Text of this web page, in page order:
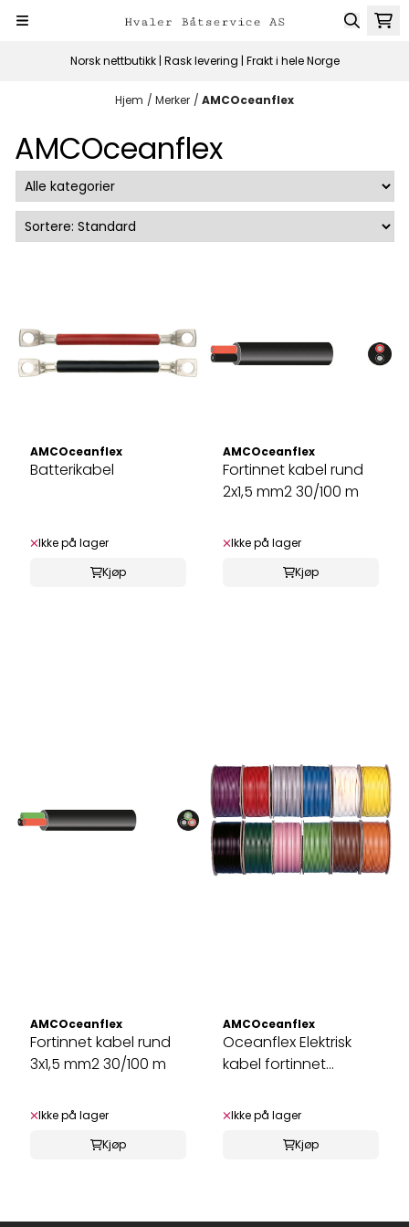
Hopp til innhold
Norsk nettbutikk | Rask levering | Frakt i hele Norge
Hjem / Merker / AMCOceanflex
AMCOceanflex
AMCOceanflex
Batterikabel
Ikke på lager
Kjøp
AMCOceanflex
Fortinnet kabel rund
2x1,5 mm2 30/100 m
Ikke på lager
Kjøp
AMCOceanflex
Fortinnet kabel rund
3x1,5 mm2 30/100 m
Ikke på lager
Kjøp
AMCOceanflex
Oceanflex Elektrisk
kabel fortinnet
Ikke på lager
Kjøp